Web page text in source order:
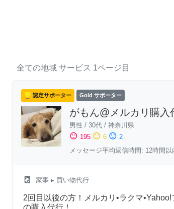
全ての地域 サービス 1ページ目
認定サポーター Gold サポーター
がもん@メルカリ購入
男性 / 30代 / 神奈川県
sentiment_satisfied 195 sentiment_neutral 6 sentiment_dissatisfied 2
メッセージ平均返信時間: 12時間以
local_laundry_service 家事 ▸ 買い物代行
2回目以後の方！メルカリ•ラクマ•Yahoo!
の購入代行！